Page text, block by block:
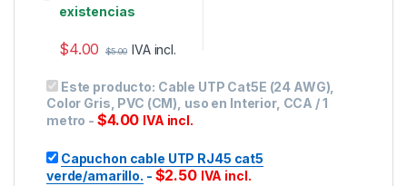
existencias
$4.00 $5.00 IVA incl.
Este producto: Cable UTP Cat5E (24 AWG),
Color Gris, PVC (CM), uso en Interior, CCA / 1
metro - $4.00 IVA incl.
Capuchon cable UTP RJ45 cat5
verde/amarillo. - $2.50 IVA incl.